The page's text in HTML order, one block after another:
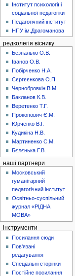
Інститут психології і
соціальної педагогіки
Педагогічний інститут
НПУ ім.Драгоманова
редколегія віснику
Безпалько О.В.
Іванов О.В.
Побірченко Н.А.
Сєргєєнкова О.П.
Чернобровкін В.М.
Бакланов К.В.
Веретенко Т.Г.
Прокопович Є.М.
Юрченко В.І.
Кудикіна Н.В.
Мартиненко С.М.
Бєлєнька Г.В.
наші партнери
Московський
гуманітарний
педагогічний інститут
Освітньо-суспільний
журнал «РІДНА
МОВА»
інструменти
Посилання сюди
Пов'язані
редагування
Спеціальні сторінки
Постійне посилання